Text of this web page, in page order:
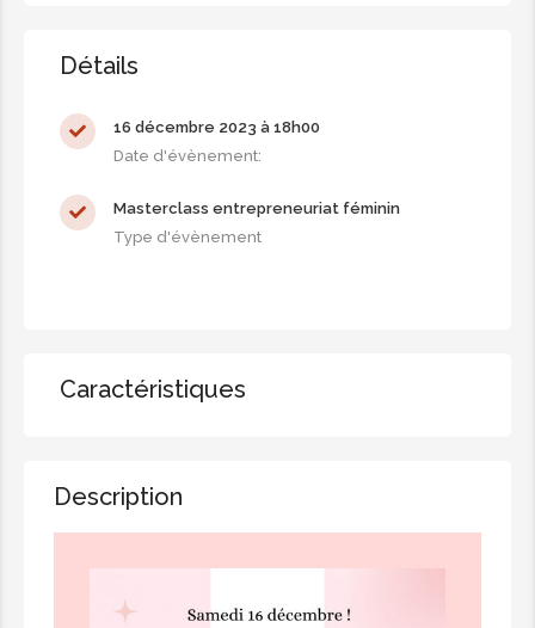
Détails
16 décembre 2023 à 18h00
Date d'évènement:
Masterclass entrepreneuriat féminin
Type d'évènement
Caractéristiques
Description